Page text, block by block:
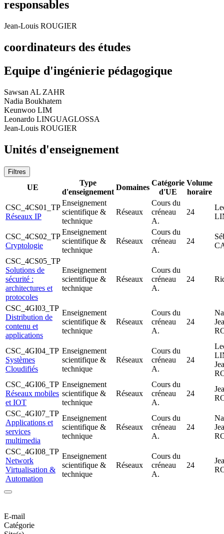
responsables
Jean-Louis ROUGIER
coordinateurs des études
Equipe d'ingénierie pédagogique
Sawsan AL ZAHR
Nadia Boukhatem
Keunwoo LIM
Leonardo LINGUAGLOSSA
Jean-Louis ROUGIER
Unités d'enseignement
Filtres
UE
Type
d'enseignement
Domaines
Catégorie
d'UE
Volume
horaire
CSC_4CS01_TP
Réseaux IP
Enseignement
scientifique &
technique
Réseaux
Cours du
créneau
A.
24
CSC_4CS02_TP
Cryptologie
Enseignement
scientifique &
technique
Réseaux
Cours du
créneau
A.
24
CSC_4CS05_TP
Solutions de
sécurité :
architectures et
protocoles
Enseignement
scientifique &
technique
Réseaux
Cours du
créneau
A.
24
CSC_4GI03_TP
Distribution de
contenu et
applications
Enseignement
scientifique &
technique
Réseaux
Cours du
créneau
A.
24
CSC_4GI04_TP
Systèmes
Cloudifiés
Enseignement
scientifique &
technique
Réseaux
Cours du
créneau
A.
24
CSC_4GI06_TP
Réseaux mobiles
et IOT
Enseignement
scientifique &
technique
Réseaux
Cours du
créneau
A.
24
CSC_4GI07_TP
Applications et
services
multimedia
Enseignement
scientifique &
technique
Réseaux
Cours du
créneau
A.
24
CSC_4GI08_TP
Network
Virtualisation &
Automation
Enseignement
scientifique &
technique
Réseaux
Cours du
créneau
A.
24
E-mail
Catégorie